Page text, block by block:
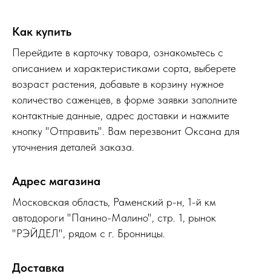
Как купить
Перейдите в карточку товара, ознакомьтесь с
описанием и характеристиками сорта, выберете
возраст растения, добавьте в корзину нужное
количество саженцев, в форме заявки заполните
контактные данные, адрес доставки и нажмите
кнопку "Отправить". Вам перезвонит Оксана для
уточнения деталей заказа.
Адрес магазина
Московская область, Раменский р-н, 1-й км
автодороги "Панино-Малино", стр. 1, рынок
"РЭЙДЕЛ", рядом с г. Бронницы.
Доставка